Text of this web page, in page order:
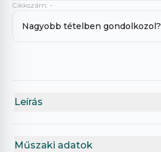
Cikkszám: -
Nagyobb tételben gondolkozol?
Leírás
Műszaki adatok